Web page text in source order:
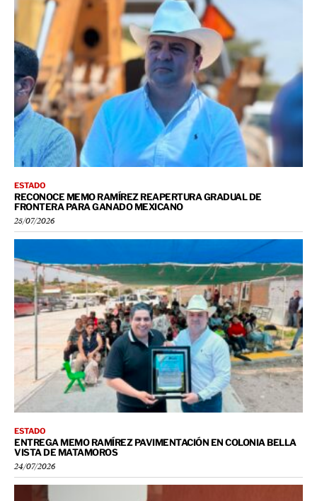
ESTADO
RECONOCE MEMO RAMÍREZ REAPERTURA GRADUAL DE
FRONTERA PARA GANADO MEXICANO
25/07/2026
ESTADO
ENTREGA MEMO RAMÍREZ PAVIMENTACIÓN EN COLONIA BELLA
VISTA DE MATAMOROS
24/07/2026